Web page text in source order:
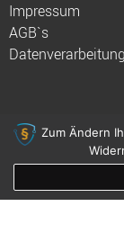
Impressum
AGB`s
Zum Ändern